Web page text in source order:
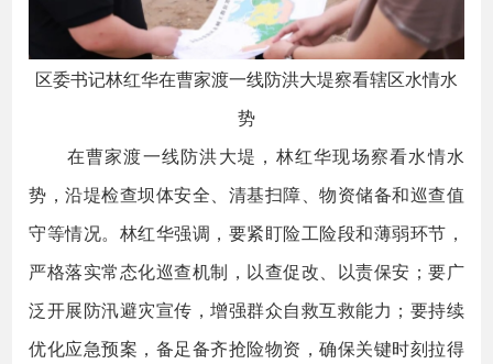
区委书记林红华在曹家渡一线防洪大堤察看辖区水情水
势
在曹家渡一线防洪大堤，林红华现场察看水情水
势，沿堤检查坝体安全、清基扫障、物资储备和巡查值
守等情况。林红华强调，要紧盯险工险段和薄弱环节，
严格落实常态化巡查机制，以查促改、以责保安；要广
泛开展防汛避灾宣传，增强群众自救互救能力；要持续
优化应急预案，备足备齐抢险物资，确保关键时刻拉得